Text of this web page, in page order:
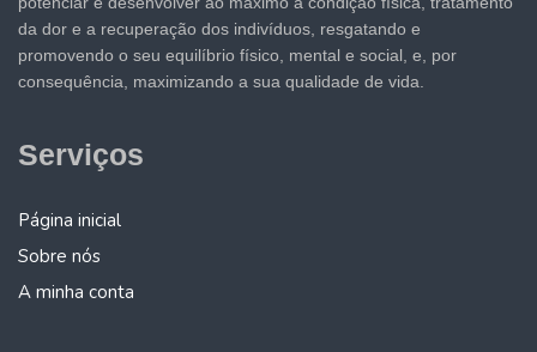
da dor e a recuperação dos indivíduos, resgatando e
promovendo o seu equilíbrio físico, mental e social, e, por
consequência, maximizando a sua qualidade de vida.
Serviços
Página inicial
Sobre nós
A minha conta